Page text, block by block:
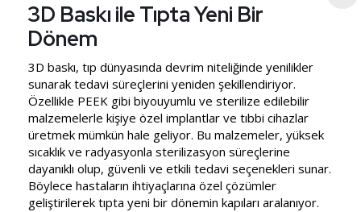
3D Baskı ile Tıpta Yeni Bir
Dönem
3D baskı, tıp dünyasında devrim niteliğinde yenilikler
sunarak tedavi süreçlerini yeniden şekillendiriyor.
Özellikle PEEK gibi biyouyumlu ve sterilize edilebilir
malzemelerle kişiye özel implantlar ve tıbbi cihazlar
üretmek mümkün hale geliyor. Bu malzemeler, yüksek
sıcaklık ve radyasyonla sterilizasyon süreçlerine
dayanıklı olup, güvenli ve etkili tedavi seçenekleri sunar.
Böylece hastaların ihtiyaçlarına özel çözümler
geliştirilerek tıpta yeni bir dönemin kapıları aralanıyor.